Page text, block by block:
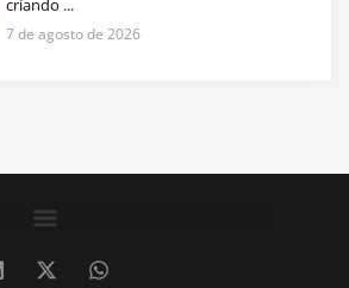
criando ...
7 de agosto de 2026